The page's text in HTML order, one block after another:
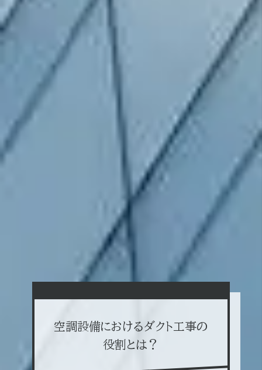
空調設備におけるダクト工事の
役割とは？